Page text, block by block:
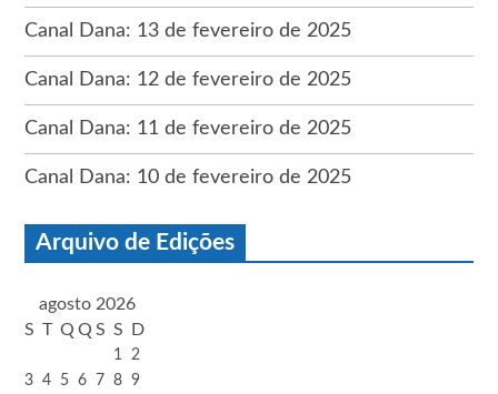
Canal Dana: 13 de fevereiro de 2025
Canal Dana: 12 de fevereiro de 2025
Canal Dana: 11 de fevereiro de 2025
Canal Dana: 10 de fevereiro de 2025
Arquivo de Edições
agosto 2026
S T Q Q S S D
1
2
3 4 5 6 7 8 9